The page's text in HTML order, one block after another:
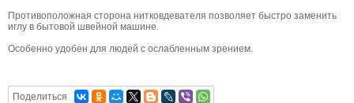
Противоположная сторона нитковдевателя позволяет быстро заменить
иглу в бытовой швейной машине.
Особенно удобен для людей с ослабленным зрением.
Поделиться